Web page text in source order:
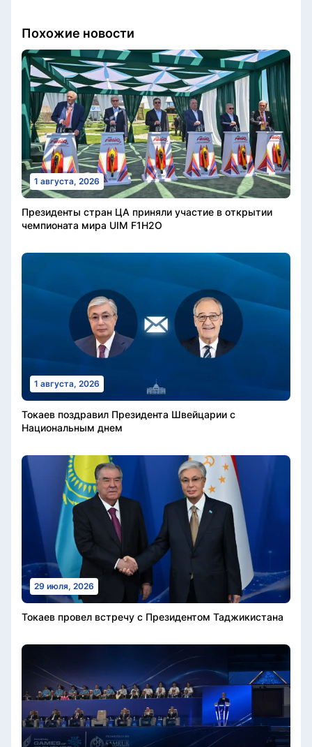
Похожие новости
1 августа, 2026
Президенты стран ЦА приняли участие в открытии
чемпионата мира UIM F1H2O
1 августа, 2026
Токаев поздравил Президента Швейцарии с
Национальным днем
29 июля, 2026
Токаев провел встречу с Президентом Таджикистана